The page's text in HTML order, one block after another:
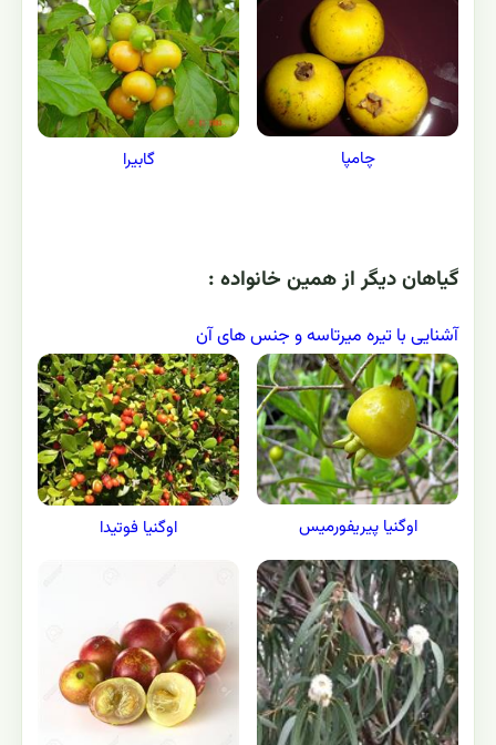
چامپا گابیرا
گياهان ديگر از همين خانواده :
آشنایی با تیره میرتاسه و جنس های آن
اوگنیا پیریفورمیس اوگنیا فوتیدا